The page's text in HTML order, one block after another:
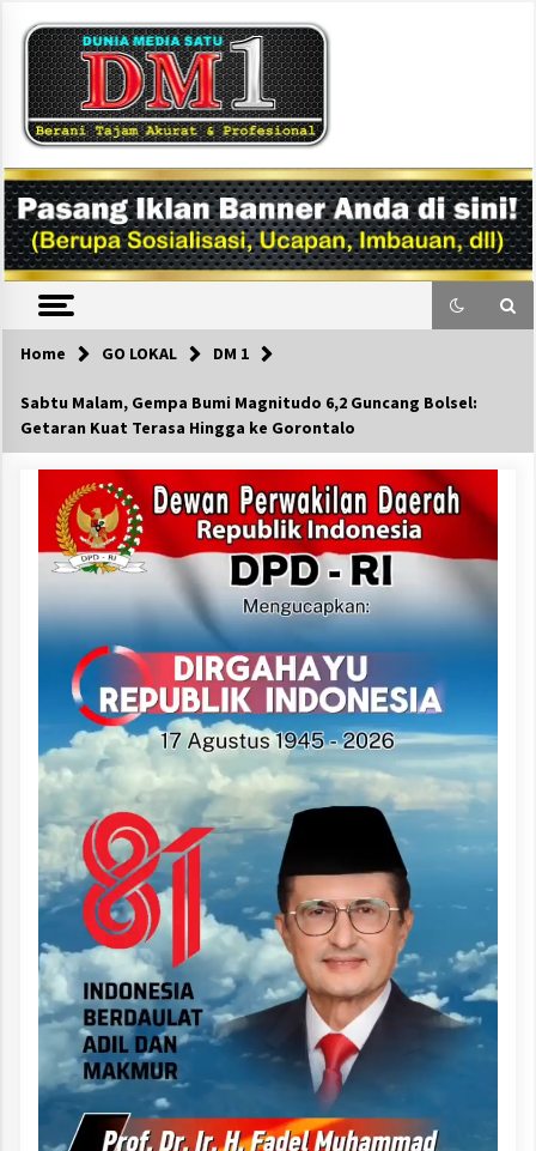
content
DM1
Home GO LOKAL DM 1
Sabtu Malam, Gempa Bumi Magnitudo 6,2 Guncang Bolsel:
Getaran Kuat Terasa Hingga ke Gorontalo